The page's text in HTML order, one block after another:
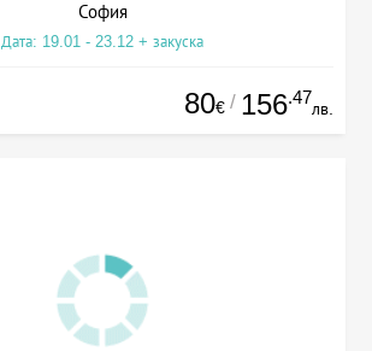
София
Дата: 19.01 - 23.12 + закуска
80€ / 156.47
лв.